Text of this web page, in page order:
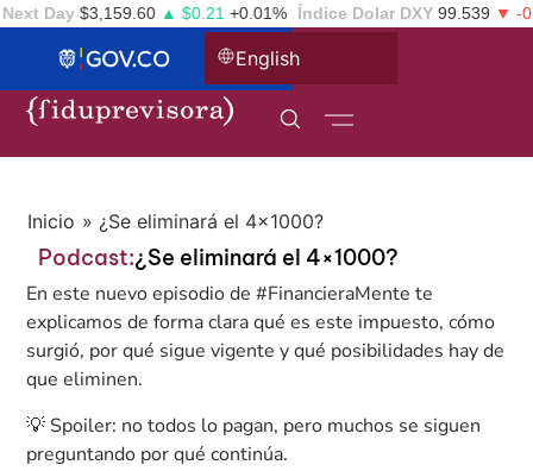
Day $3,159.60 ▲ $0.21 +0.01% Índice Dolar DXY 99.539 ▼ -
English
Inicio » ¿Se eliminará el 4×1000?
Podcast:¿Se eliminará el 4×1000?
En este nuevo episodio de #FinancieraMente te
explicamos de forma clara qué es este impuesto, cómo
surgió, por qué sigue vigente y qué posibilidades hay de
que eliminen.
💡 Spoiler: no todos lo pagan, pero muchos se siguen
preguntando por qué continúa.